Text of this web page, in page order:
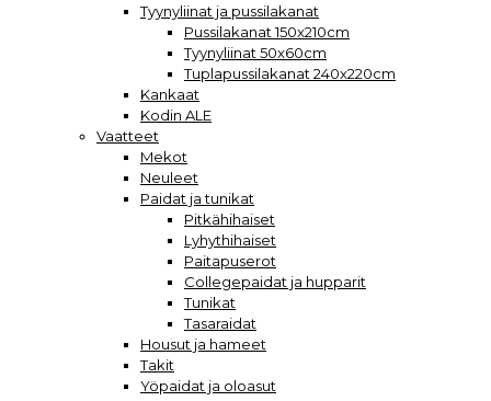
Tyynyliinat ja pussilakanat
Pussilakanat 150x210cm
Tyynyliinat 50x60cm
Tuplapussilakanat 240x220cm
Kankaat
Kodin ALE
Vaatteet
Mekot
Neuleet
Paidat ja tunikat
Pitkähihaiset
Lyhythihaiset
Paitapuserot
Collegepaidat ja hupparit
Tunikat
Tasaraidat
Housut ja hameet
Takit
Yöpaidat ja oloasut